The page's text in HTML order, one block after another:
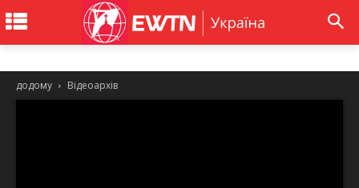
додому Відеоархів